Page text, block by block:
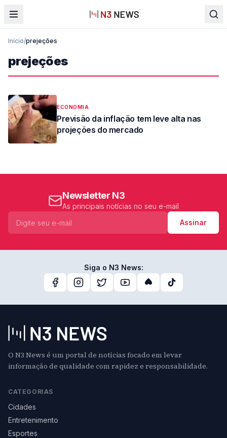
Início/prejeções
prejeções
ECONOMIA
Previsão da inflação tem leve alta nas
projeções do mercado
Newsletter N3
As principais notícias no seu e-mail
Assinar
Siga o N3 News:
O N3 News é um portal de notícias focado em levar
informação de qualidade com rapidez e responsabilidade.
CATEGORIAS
Cidades
Entretenimento
Esportes